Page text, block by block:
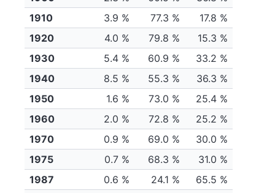
1910
3.9 % 77.3 %
17.8 %
1920
4.0 % 79.8 %
15.3 %
1930
5.4 % 60.9 %
33.2 %
1940
8.5 % 55.3 %
36.3 %
1950
1.6 % 73.0 %
25.4 %
1960
2.0 % 72.8 %
25.2 %
1970
0.9 % 69.0 %
30.0 %
1975
0.7 % 68.3 %
31.0 %
1987
0.6 % 24.1 %
65.5 %